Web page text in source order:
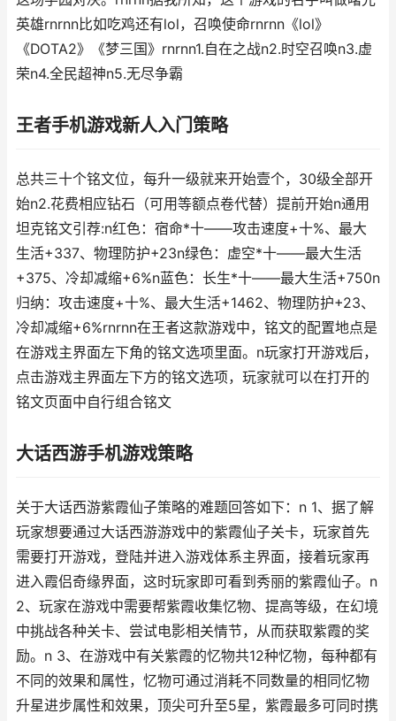
英雄rnrnn比如吃鸡还有lol，召唤使命rnrnn《lol》
《DOTA2》《梦三国》rnrnn1.自在之战n2.时空召唤n3.虚
荣n4.全民超神n5.无尽争霸
王者手机游戏新人入门策略
总共三十个铭文位，每升一级就来开始壹个，30级全部开
始n2.花费相应钻石（可用等额点卷代替）提前开始n通用
坦克铭文引荐:n红色：宿命*十——攻击速度+十%、最大
生活+337、物理防护+23n绿色：虚空*十——最大生活
+375、冷却减缩+6%n蓝色：长生*十——最大生活+750n
归纳：攻击速度+十%、最大生活+1462、物理防护+23、
冷却减缩+6%rnrnn在王者这款游戏中，铭文的配置地点是
在游戏主界面左下角的铭文选项里面。n玩家打开游戏后，
点击游戏主界面左下方的铭文选项，玩家就可以在打开的
铭文页面中自行组合铭文
大话西游手机游戏策略
关于大话西游紫霞仙子策略的难题回答如下：n 1、据了解
玩家想要通过大话西游游戏中的紫霞仙子关卡，玩家首先
需要打开游戏，登陆并进入游戏体系主界面，接着玩家再
进入霞侣奇缘界面，这时玩家即可看到秀丽的紫霞仙子。n
2、玩家在游戏中需要帮紫霞收集忆物、提高等级，在幻境
中挑战各种关卡、尝试电影相关情节，从而获取紫霞的奖
励。n 3、在游戏中有关紫霞的忆物共12种忆物，每种都有
不同的效果和属性，忆物可通过消耗不同数量的相同忆物
升星进步属性和效果，顶尖可升至5星，紫霞最多可同时携